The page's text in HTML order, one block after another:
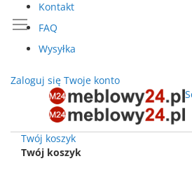
Kontakt
FAQ
Wysyłka
Zaloguj się Twoje konto
Twój koszyk
Twój koszyk